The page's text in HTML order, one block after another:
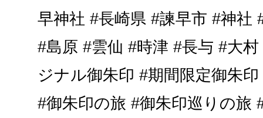
早神社 #長崎県 #諫早市 #神社
#島原 #雲仙 #時津 #長与 #大
ジナル御朱印 #期間限定御朱
#御朱印の旅 #御朱印巡りの旅